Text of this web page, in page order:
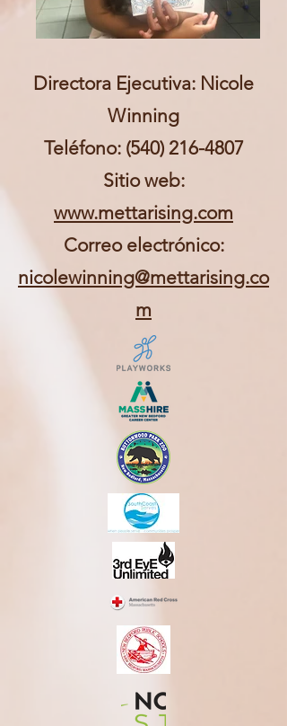
Directora Ejecutiva: Nicole
Winning
Teléfono: (540) 216-4807
Sitio web:
www.mettarising.com
Correo electrónico:
nicolewinning@mettarising.co
m